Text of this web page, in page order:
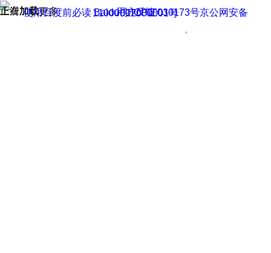
正在加载
上滑加载更多 用户反馈
使用百度前必读 Baidu 京ICP证030173号
京公网安备11000002000001号